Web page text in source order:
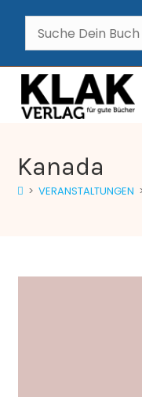
Kanada
> VERANSTALTUNGEN